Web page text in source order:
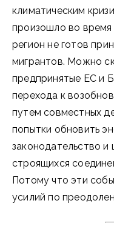
климатическим
произошло во время
регион не готов
мигрантов. Можно
предпринятые ЕС и
перехода к
путем совместных
попытки обновить
законодательство
строящихся
Потому что эти
усилий по